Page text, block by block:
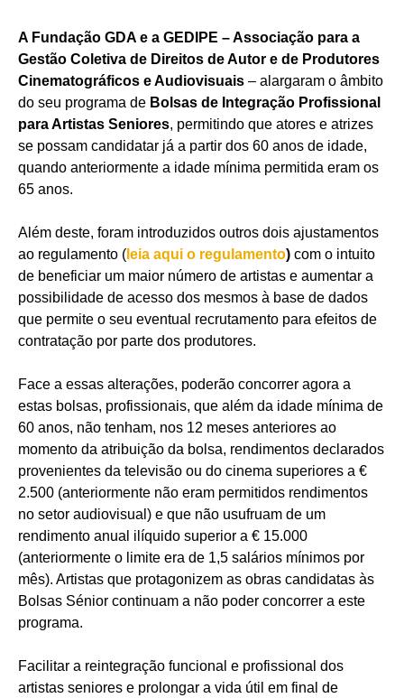
A Fundação GDA e a GEDIPE – Associação para a
Gestão Coletiva de Direitos de Autor e de Produtores
Cinematográficos e Audiovisuais – alargaram o âmbito
do seu programa de Bolsas de Integração Profissional
para Artistas Seniores, permitindo que atores e atrizes
se possam candidatar já a partir dos 60 anos de idade,
quando anteriormente a idade mínima permitida eram os
65 anos.
Além deste, foram introduzidos outros dois ajustamentos
ao regulamento ( leia aqui o regulamento) com o intuito
de beneficiar um maior número de artistas e aumentar a
possibilidade de acesso dos mesmos à base de dados
que permite o seu eventual recrutamento para efeitos de
contratação por parte dos produtores.
Face a essas alterações, poderão concorrer agora a
estas bolsas, profissionais, que além da idade mínima de
60 anos, não tenham, nos 12 meses anteriores ao
momento da atribuição da bolsa, rendimentos declarados
provenientes da televisão ou do cinema superiores a €
2.500 (anteriormente não eram permitidos rendimentos
no setor audiovisual) e que não usufruam de um
rendimento anual ilíquido superior a € 15.000
(anteriormente o limite era de 1,5 salários mínimos por
mês). Artistas que protagonizem as obras candidatas às
Bolsas Sénior continuam a não poder concorrer a este
programa.
Facilitar a reintegração funcional e profissional dos
artistas seniores e prolongar a vida útil em final de